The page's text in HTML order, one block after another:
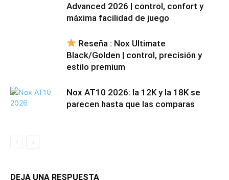
Advanced 2026 | control, confort y
máxima facilidad de juego
Reseña : Nox Ultimate
Black/Golden | control, precisión y
estilo premium
Nox AT10 2026: la 12K y la 18K se
parecen hasta que las comparas
DEJA UNA RESPUESTA